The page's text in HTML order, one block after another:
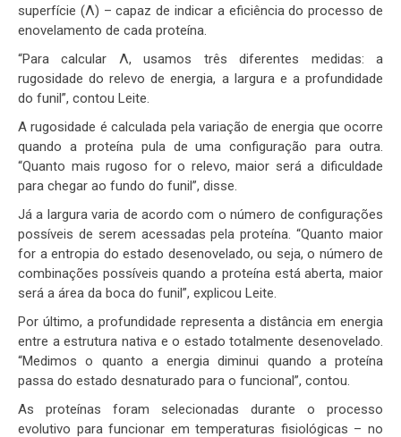
superfície (Λ) – capaz de indicar a eficiência do processo de
enovelamento de cada proteína.
“Para calcular Λ, usamos três diferentes medidas: a
rugosidade do relevo de energia, a largura e a profundidade
do funil”, contou Leite.
A rugosidade é calculada pela variação de energia que ocorre
quando a proteína pula de uma configuração para outra.
“Quanto mais rugoso for o relevo, maior será a dificuldade
para chegar ao fundo do funil”, disse.
Já a largura varia de acordo com o número de configurações
possíveis de serem acessadas pela proteína. “Quanto maior
for a entropia do estado desenovelado, ou seja, o número de
combinações possíveis quando a proteína está aberta, maior
será a área da boca do funil”, explicou Leite.
Por último, a profundidade representa a distância em energia
entre a estrutura nativa e o estado totalmente desenovelado.
“Medimos o quanto a energia diminui quando a proteína
passa do estado desnaturado para o funcional”, contou.
As proteínas foram selecionadas durante o processo
evolutivo para funcionar em temperaturas fisiológicas – no